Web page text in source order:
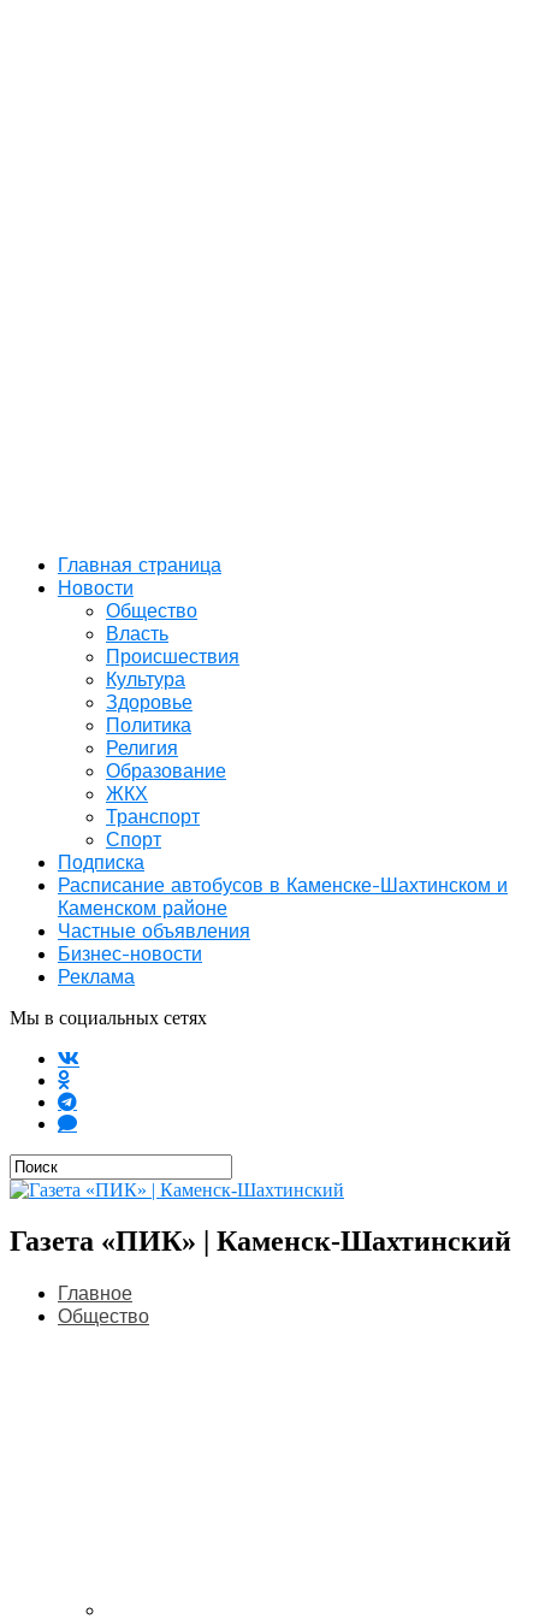
Главная страница
Новости
Общество
Власть
Происшествия
Культура
Здоровье
Политика
Религия
Образование
ЖКХ
Транспорт
Спорт
Подписка
Расписание автобусов в Каменске-Шахтинском и
Каменском районе
Частные объявления
Бизнес-новости
Реклама
Мы в социальных сетях
Газета «ПИК» | Каменск-Шахтинский
Главное
Общество